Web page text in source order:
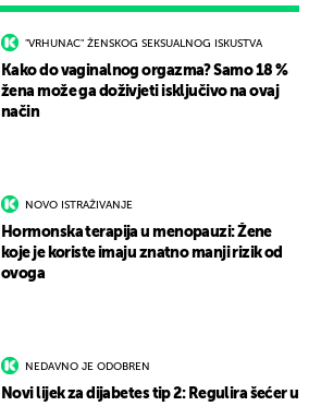
"VRHUNAC" ŽENSKOG SEKSUALNOG ISKUSTVA
Kako do vaginalnog orgazma? Samo 18 %
žena može ga doživjeti isključivo na ovaj
način
NOVO ISTRAŽIVANJE
Hormonska terapija u menopauzi: Žene
koje je koriste imaju znatno manji rizik od
ovoga
NEDAVNO JE ODOBREN
Novi lijek za dijabetes tip 2: Regulira šećer u